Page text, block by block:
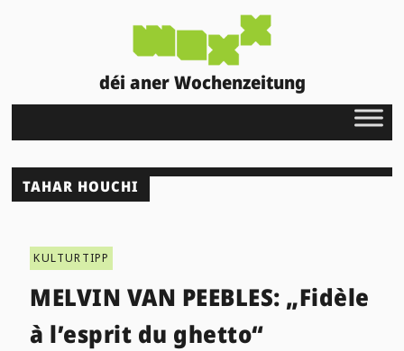
déi aner Wochenzeitung
TAHAR HOUCHI
KULTURTIPP
MELVIN VAN PEEBLES: „Fidèle
à l’esprit du ghetto“